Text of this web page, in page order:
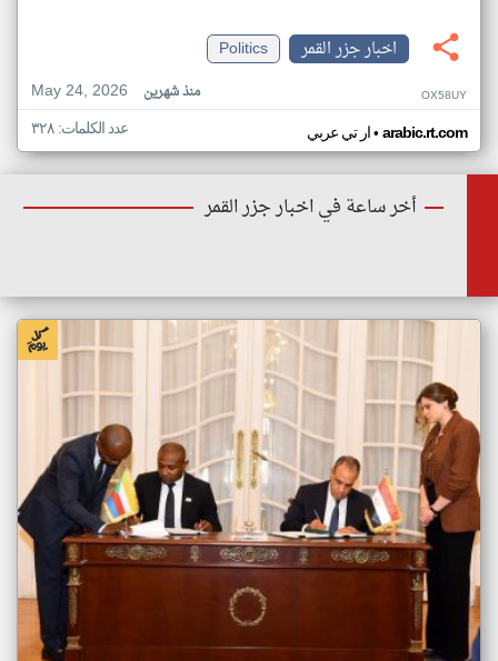
اخبار جزر القمر
Politics
May 24, 2026
منذ شهرين OX58UY
ار تي عربي• arabic.rt.com عدد الكلمات: ٣٢٨
أخر ساعة في اخبار جزر القمر